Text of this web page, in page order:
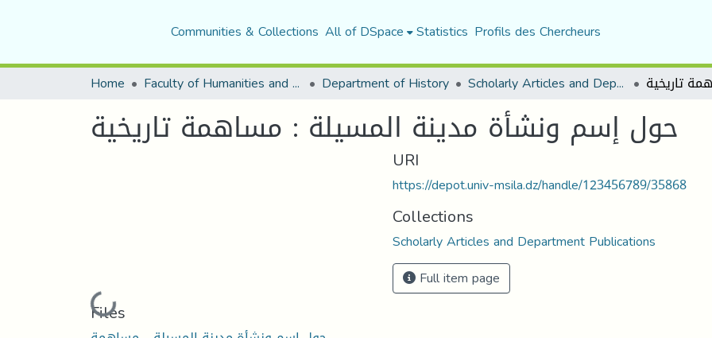
Communities & Collections All of DSpace Statistics Profils des Chercheurs
Home Faculty of Humanities and Social Sciences Department of History Scholarly Articles and Department Publications
حول إسم ونشأة مدينة المسيلة : مساهمة تاريخية
Loading...
Files
URI
https://depot.univ-msila.dz/handle/123456789/35868
Collections
Scholarly Articles and Department Publications
Full item page